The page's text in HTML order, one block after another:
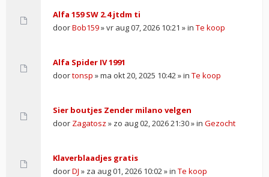
Alfa 159 SW 2.4 jtdm ti
doorBob159» vr aug 07, 2026 10:21 » in Te koop
Alfa Spider IV 1991
doortonsp » ma okt 20, 2025 10:42 » in Te koop
Sier boutjes Zender milano velgen
door Zagatosz » zo aug 02, 2026 21:30 » in Gezocht
Klaverblaadjes gratis
doorDJ » za aug 01, 2026 10:02 » in Te koop